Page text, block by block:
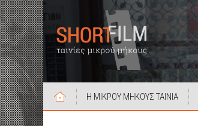
Η ΜΙΚΡΟΥ ΜΗΚΟΥΣ ΤΑΙΝΙΑ